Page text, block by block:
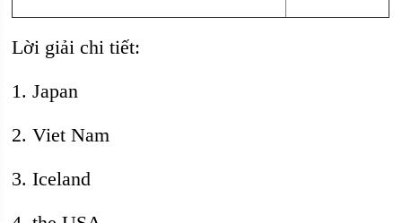
Lời giải chi tiết:
1. Japan
2. Viet Nam
3. Iceland